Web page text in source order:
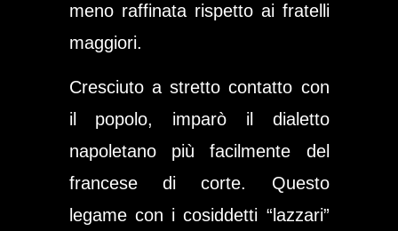
meno raffinata rispetto ai fratelli
maggiori.
Cresciuto a stretto contatto con
il popolo, imparò il dialetto
napoletano più facilmente del
francese di corte. Questo
legame con i cosiddetti “lazzari”